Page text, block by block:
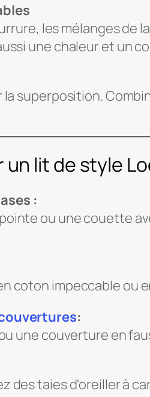
les mélanges
une chaleur et un
la superposition.
lit de style
:
ou une couette
coton impeccable ou
:
une couverture en
des taies d'oreiller à